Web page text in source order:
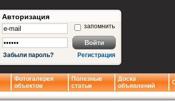
Авторизация
запомнить
Забыли пароль? Регистрация
Фотогалерея
объектов
Полезные
статьи
Доска
объявлений